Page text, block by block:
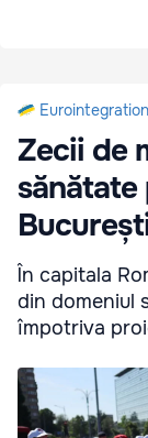
Eurointegration
Zecii de
sănătate
În capitala
din domeniul
împotriva